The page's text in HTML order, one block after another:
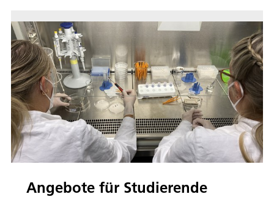
Angebote für Studierende